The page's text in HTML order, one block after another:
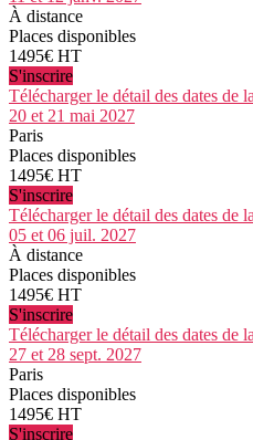
À distance
Places disponibles
1495€ HT
S'inscrire
Télécharger le détail des dates de
20 et 21 mai 2027
Paris
Places disponibles
1495€ HT
S'inscrire
Télécharger le détail des dates de
05 et 06 juil. 2027
À distance
Places disponibles
1495€ HT
S'inscrire
Télécharger le détail des dates de
27 et 28 sept. 2027
Paris
Places disponibles
1495€ HT
S'inscrire